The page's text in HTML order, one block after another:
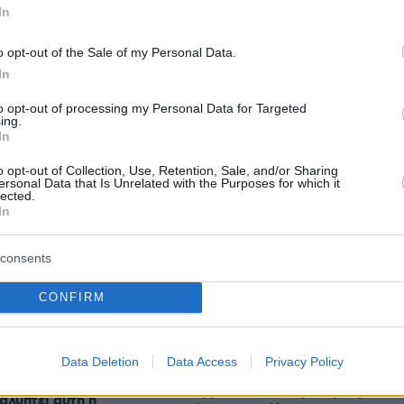
opt-out of the Sale of my Personal Data.
opt-out of processing my Personal Data for Targeted
opt-out of Collection, Use, Retention, Sale, and/or Sharing
Data that Is Unrelated with the Purposes for which it
CONFIRM
Data Deletion Data Access Privacy Policy
protothema.gr στο Google News και μάθετε πρώτοι όλες
Ειδήσειςαπό την Ελλάδα και τον Κόσμο, τη
στοProtothema.gr
Τι συμβαίνει τελικά με την Αριάνα